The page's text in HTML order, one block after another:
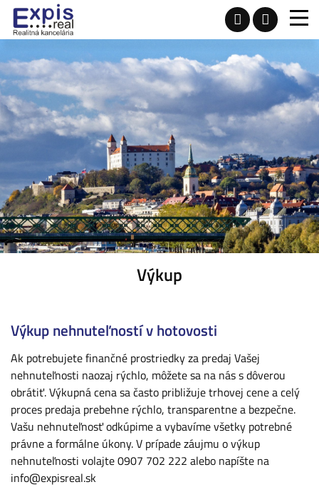
Výkup
Výkup nehnuteľností v hotovosti
Ak potrebujete finančné prostriedky za predaj Vašej
nehnuteľnosti naozaj rýchlo, môžete sa na nás s dôverou
obrátiť. Výkupná cena sa často približuje trhovej cene a celý
proces predaja prebehne rýchlo, transparentne a bezpečne.
Vašu nehnuteľnosť odkúpime a vybavíme všetky potrebné
právne a formálne úkony. V prípade záujmu o výkup
nehnuteľnosti volajte0907 702 222​ alebo napíšte na
info@expisreal.sk